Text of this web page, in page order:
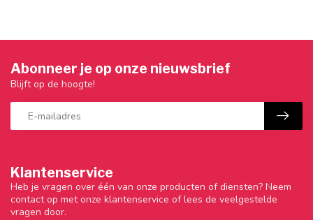
Klantenservice
Heb je vragen over één van onze producten of diensten? Neem
contact op met onze klantenservice of lees de veelgestelde
vragen door.
Abonneer je op onze nieuwsbrief
Blijft op de hoogte!